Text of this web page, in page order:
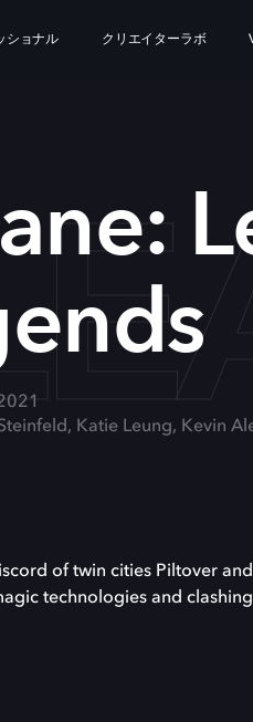
ショナル クリエイターラボ
Katie Leung, Kevin
of twin cities Piltover
technologies and